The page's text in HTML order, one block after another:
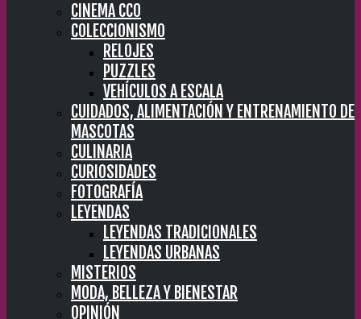
CINEMA CC0
COLECCIONISMO
RELOJES
PUZZLES
VEHÍCULOS A ESCALA
CUIDADOS, ALIMENTACIÓN Y ENTRENAMIENTO DE
MASCOTAS
CULINARIA
CURIOSIDADES
FOTOGRAFÍA
LEYENDAS
LEYENDAS TRADICIONALES
LEYENDAS URBANAS
MISTERIOS
MODA, BELLEZA Y BIENESTAR
OPINIÓN